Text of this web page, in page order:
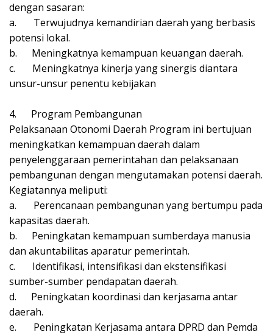
dengan sasaran:
a.
Terwujudnya kemandirian daerah yang berbasis
potensi lokal.
b.
Meningkatnya kemampuan keuangan daerah.
c.
Meningkatnya kinerja yang sinergis diantara
unsur-unsur penentu kebijakan
4.
Program Pembangunan
Pelaksanaan Otonomi Daerah Program ini bertujuan
meningkatkan kemampuan daerah dalam
penyelenggaraan pemerintahan dan pelaksanaan
pembangunan dengan mengutamakan potensi daerah.
Kegiatannya meliputi:
a.
Perencanaan pembangunan yang bertumpu pada
kapasitas daerah.
b.
Peningkatan kemampuan sumberdaya manusia
dan akuntabilitas aparatur pemerintah.
c.
Identifikasi, intensifikasi dan ekstensifikasi
sumber-sumber pendapatan daerah.
d.
Peningkatan koordinasi dan kerjasama antar
daerah.
e.
Peningkatan Kerjasama antara DPRD dan Pemda